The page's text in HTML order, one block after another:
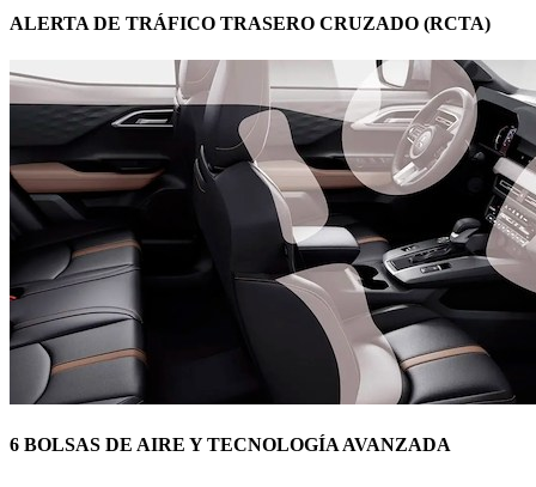
ALERTA DE TRÁFICO TRASERO CRUZADO (RCTA)
6 BOLSAS DE AIRE Y TECNOLOGÍA AVANZADA